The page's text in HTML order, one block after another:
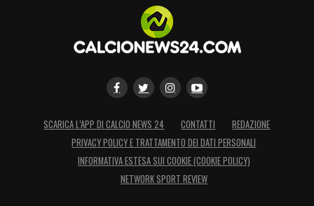
SCARICA L’APP DI CALCIO NEWS 24 CONTATTI
REDAZIONE
PRIVACY POLICY E TRATTAMENTO DEI DATI PERSONALI
INFORMATIVA ESTESA SUI COOKIE (COOKIE POLICY)
NETWORK SPORT REVIEW